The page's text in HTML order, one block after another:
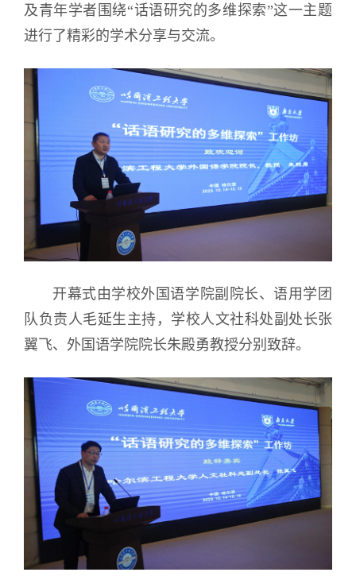
及青年学者 围绕“话语研究的多维探索”这一主题
进行了精彩的学术分享与交流。
开幕式由学校外国语学院副院长、语用学团
队负责人毛延生主持，学校人文社科处副处长张
翼飞、外国语学院院长朱殿勇教授分别致辞。